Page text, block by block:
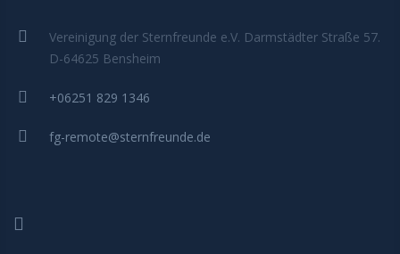
MITMACHEN
Vereinigung der Sternfreunde e.V. Darmstädter Straße 57.
D-64625 Bensheim
+06251 829 1346
fg-remote@sternfreunde.de